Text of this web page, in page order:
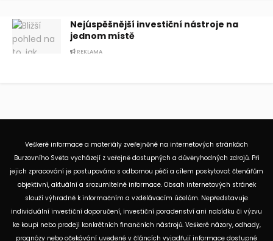
Nejúspěšnější investiční nástroje na
jednom místě
REKLAMA
Veškeré informace a materiály zveřejněné na internetových stránkách
Burzovního Světa vycházejí z veřejně dostupných a důvěryhodných zdrojů. Při
jejich zpracování je postupováno s odbornou péčí a cílem poskytovat čtenářům
objektivní, aktuální a srozumitelné informace. Obsah internetových stránek
slouží výhradně k informačním a vzdělávacím účelům. Nepředstavuje
individuální investiční doporučení, investiční poradenství ani nabídku či výzvu
ke koupi nebo prodeji konkrétních finančních nástrojů. Veškeré názory, odhady,
prognózy nebo očekávání uvedené v článcích vyjadřují informace dostupné